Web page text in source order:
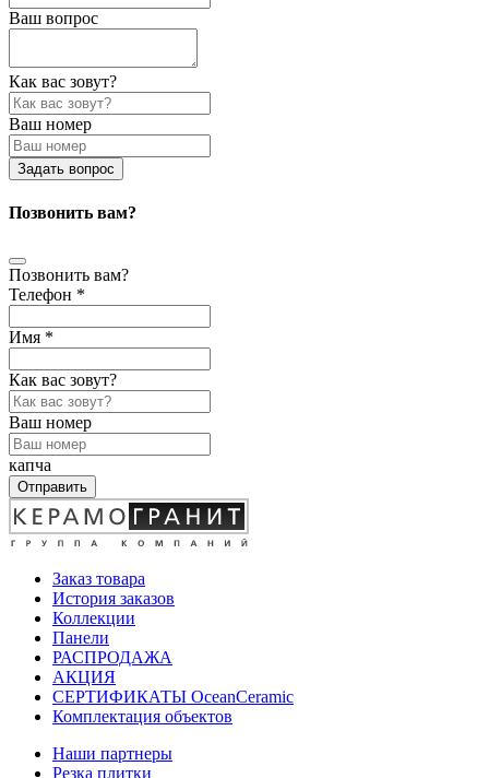
Ваш вопрос
Как вас зовут?
Ваш номер
Задать вопрос
Позвонить вам?
Позвонить вам?
Телефон *
Имя *
Как вас зовут?
Ваш номер
капча
Отправить
Заказ товара
История заказов
Коллекции
Панели
РАСПРОДАЖА
АКЦИЯ
СЕРТИФИКАТЫ OceanCeramic
Комплектация объектов
Наши партнеры
Резка плитки